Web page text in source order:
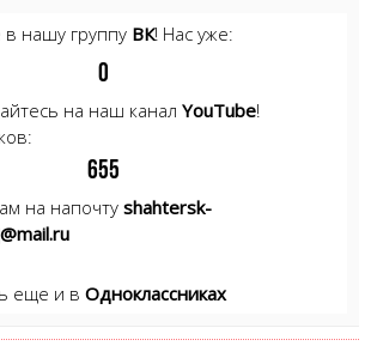
в нашу группу ВК! Нас уже:
0
на наш канал YouTube!
655
на напочтуshahtersk-
еще и в Одноклассниках